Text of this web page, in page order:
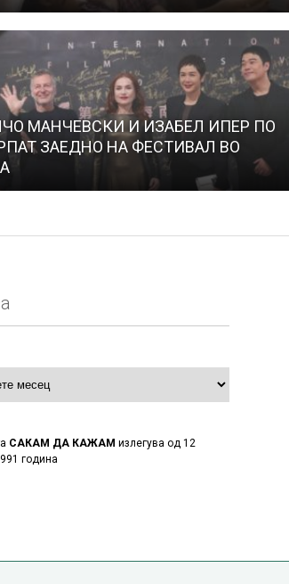
МАНЧЕВСКИ И ИЗАБЕЛ ИПЕР ПО
ЗАЕДНО НА ФЕСТИВАЛ ВО
САКАМ ДА КАЖАМ излегува од 12
година